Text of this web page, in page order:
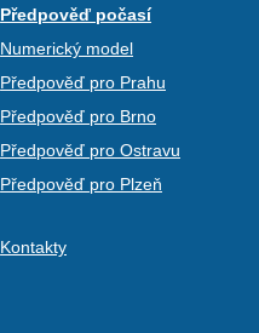
Předpověď počasí
Numerický model
Předpověď pro Prahu
Předpověď pro Brno
Předpověď pro Ostravu
Předpověď pro Plzeň
Kontakty